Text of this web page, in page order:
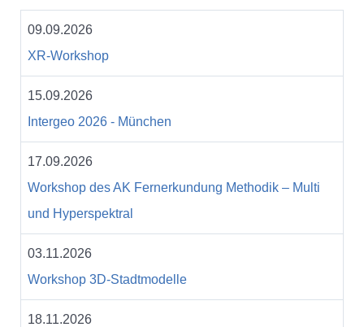
09.09.2026
XR-Workshop
15.09.2026
Intergeo 2026 - München
17.09.2026
Workshop des AK Fernerkundung Methodik – Multi
und Hyperspektral
03.11.2026
Workshop 3D-Stadtmodelle
18.11.2026